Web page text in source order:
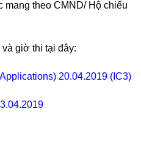
mang theo CMND/ Hộ chiếu
giờ thi tại đây:
20.04.2019 (IC3)